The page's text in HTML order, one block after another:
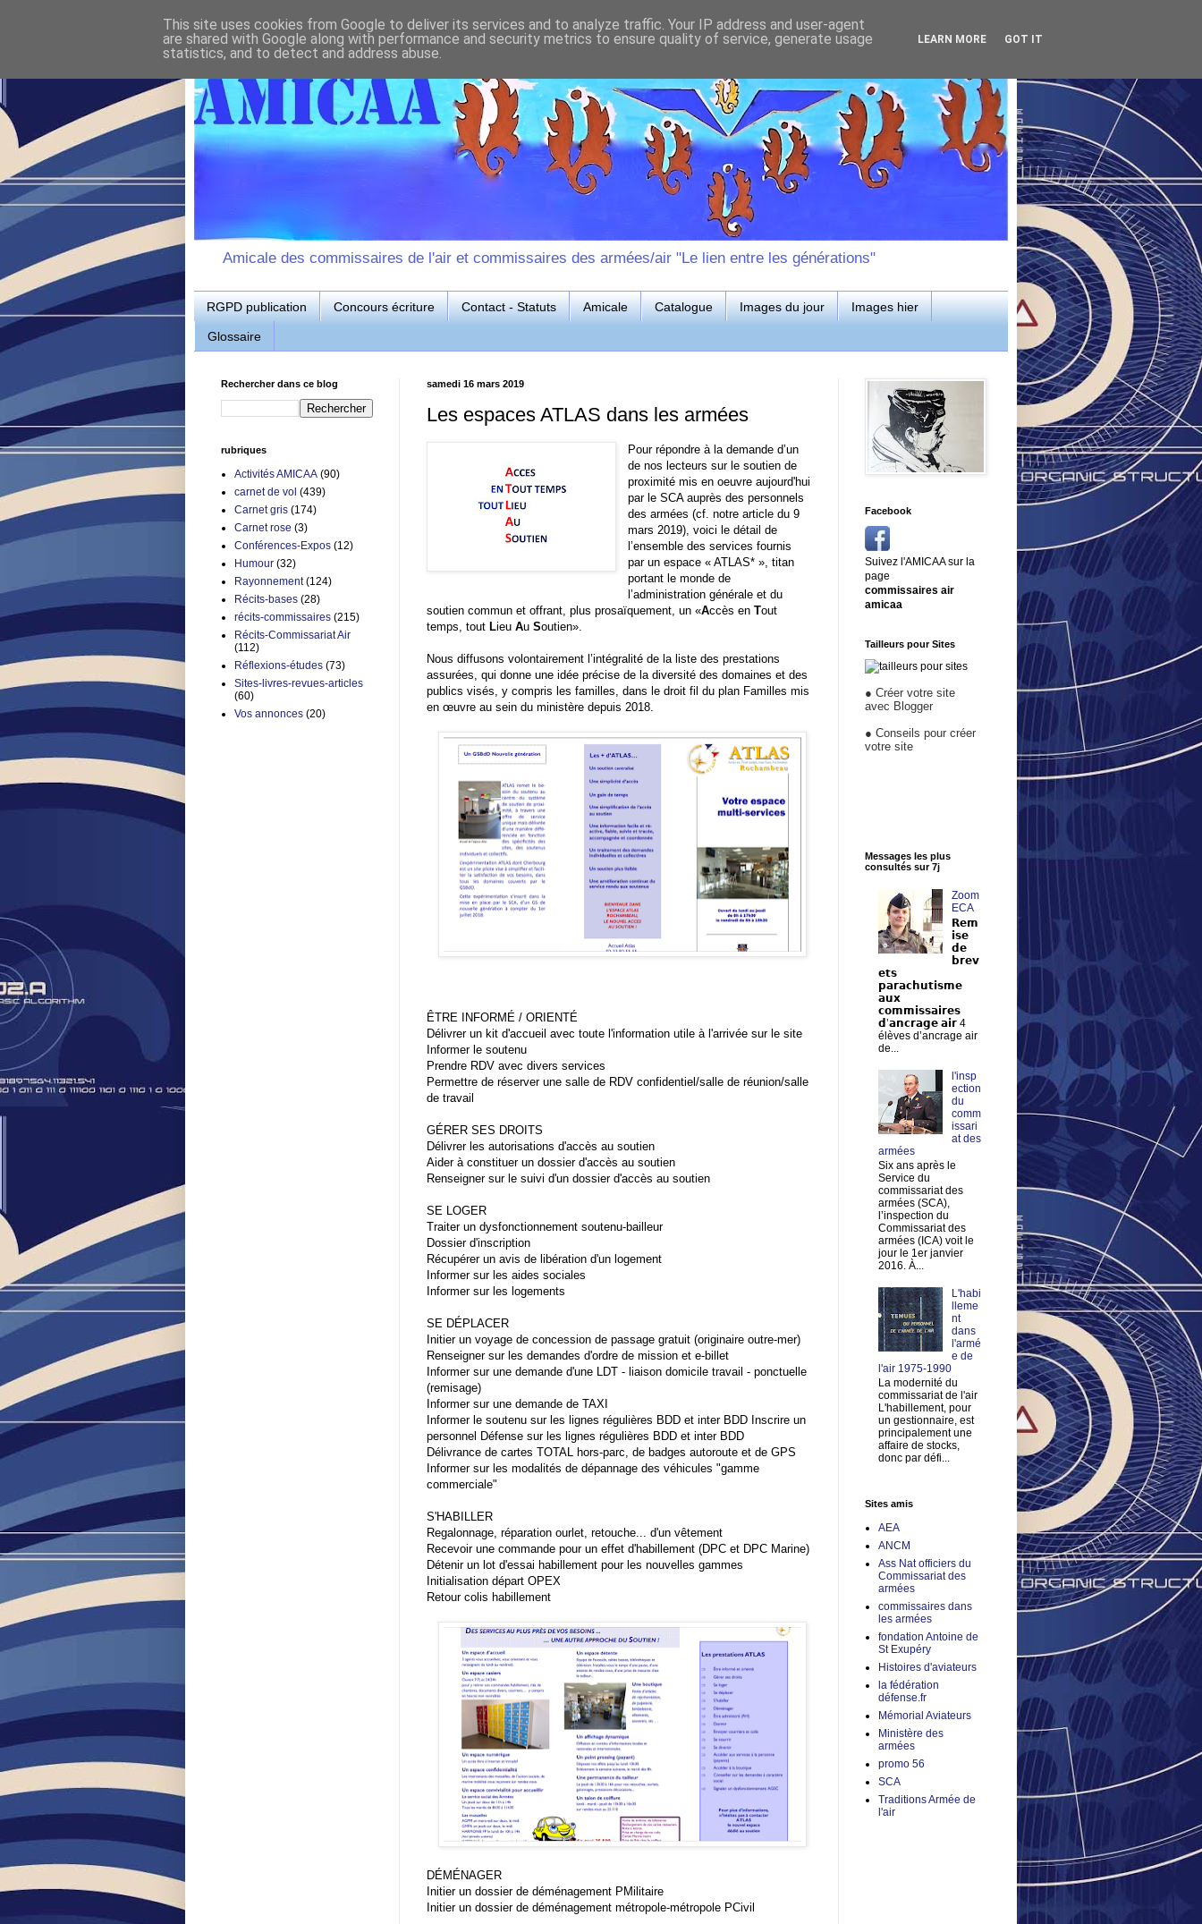
Amicale des commissaires de l'air et commissaires des armées/air "Le lien entre les générations"
RGPD publication Concours écriture Contact - Statuts Amicale Catalogue Images du jour Images hier
Glossaire
samedi 16 mars 2019
Les espaces ATLAS dans les armées
Pour répondre à la demande d’un
de nos lecteurs sur le soutien de
proximité mis en oeuvre aujourd'hui
par le SCA auprès des personnels
des armées (cf. notre article du 9
mars 2019), voici le détail de
l’ensemble des services fournis
par un espace « ATLAS* », titan
portant le monde de
l’administration générale et du
soutien commun et offrant, plus prosaïquement, un «Accès en Tout
temps, tout Lieu Au Soutien».
Nous diffusons volontairement l’intégralité de la liste des prestations
assurées, qui donne une idée précise de la diversité des domaines et des
publics visés, y compris les familles, dans le droit fil du plan Familles mis
en œuvre au sein du ministère depuis 2018.
ÊTRE INFORMÉ / ORIENTÉ
Délivrer un kit d'accueil avec toute l'information utile à l'arrivée sur le site
Informer le soutenu
Prendre RDV avec divers services
Permettre de réserver une salle de RDV confidentiel/salle de réunion/salle
de travail
GÉRER SES DROITS
Délivrer les autorisations d'accès au soutien
Aider à constituer un dossier d'accès au soutien
Renseigner sur le suivi d'un dossier d'accès au soutien
SE LOGER
Traiter un dysfonctionnement soutenu-bailleur
Dossier d'inscription
Récupérer un avis de libération d'un logement
Informer sur les aides sociales
Informer sur les logements
SE DÉPLACER
Initier un voyage de concession de passage gratuit (originaire outre-mer)
Renseigner sur les demandes d'ordre de mission et e-billet
Informer sur une demande d'une LDT - liaison domicile travail - ponctuelle
(remisage)
Informer sur une demande de TAXI
Informer le soutenu sur les lignes régulières BDD et inter BDD Inscrire un
personnel Défense sur les lignes régulières BDD et inter BDD
Délivrance de cartes TOTAL hors-parc, de badges autoroute et de GPS
Informer sur les modalités de dépannage des véhicules "gamme
commerciale"
S'HABILLER
Regalonnage, réparation ourlet, retouche... d'un vêtement
Recevoir une commande pour un effet d'habillement (DPC et DPC Marine)
Détenir un lot d'essai habillement pour les nouvelles gammes
Initialisation départ OPEX
Retour colis habillement
DÉMÉNAGER
Initier un dossier de déménagement PMilitaire
Initier un dossier de déménagement métropole-métropole PCivil
Rechercher dans ce blog
rubriques
Activités AMICAA (90)
carnet de vol (439)
Carnet gris (174)
Carnet rose (3)
Conférences-Expos (12)
Humour (32)
Rayonnement (124)
Récits-bases (28)
récits-commissaires (215)
Récits-Commissariat Air
(112)
Réflexions-études (73)
Sites-livres-revues-articles
(60)
Vos annonces (20)
Facebook
Suivez l'AMICAA sur la
page
commissaires air
amicaa
Tailleurs pour Sites
● Créer votre site
avec Blogger
● Conseils pour créer
votre site
Messages les plus
consultés sur 7j
Zoom
ECA
𝗥𝗲𝗺
𝗶𝘀𝗲
𝗱𝗲
𝗯𝗿𝗲𝘃
𝗲𝘁𝘀
𝗽𝗮𝗿𝗮𝗰𝗵𝘂𝘁𝗶𝘀𝗺𝗲
𝗮𝘂𝘅
𝗰𝗼𝗺𝗺𝗶𝘀𝘀𝗮𝗶𝗿𝗲𝘀
𝗱’𝗮𝗻𝗰𝗿𝗮𝗴𝗲 𝗮𝗶𝗿 4
élèves d’ancrage air
de...
l'insp
ection
du
comm
issari
at des
armées
Six ans après le
Service du
commissariat des
armées (SCA),
l’inspection du
Commissariat des
armées (ICA) voit le
jour le 1er janvier
2016. À...
L'habi
lleme
nt
dans
l'armé
e de
l'air 1975-1990
La modernité du
commissariat de l'air
L'habillement, pour
un gestionnaire, est
principalement une
affaire de stocks,
donc par défi...
Sites amis
AEA
ANCM
Ass Nat officiers du
Commissariat des
armées
commissaires dans
les armées
fondation Antoine de
St Exupéry
Histoires d'aviateurs
la fédération
défense.fr
Mémorial Aviateurs
Ministère des
armées
promo 56
SCA
Traditions Armée de
l'air
This site uses cookies from Google to deliver its services and to analyze traffic. Your IP address and user-agent
are shared with Google along with performance and security metrics to ensure quality of service, generate usage
statistics, and to detect and address abuse.
LEARN MORE GOT IT